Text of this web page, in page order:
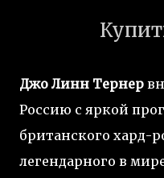
Джо Линн Тернер
Россию с яркой
британского хард-
легендарного в